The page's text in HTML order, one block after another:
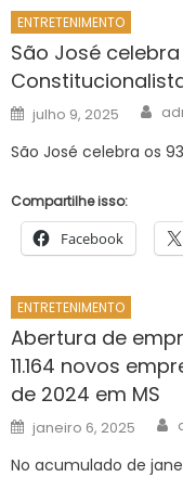
ENTRETENIMENTO
São José
Posted
on
julho 9, 2025
São José celebra os
Compartilhe isso:
Facebook
ENTRETENIMENTO
Abertura de
11.164 novos
de 2024 em MS
Posted
on
janeiro 6, 2025
No acumulado de